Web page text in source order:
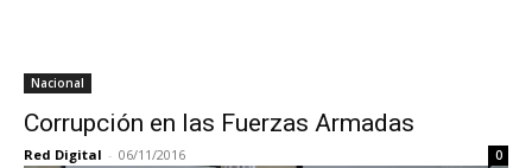
Nacional
Corrupción en las Fuerzas Armadas
Red Digital - 06/11/2016 0